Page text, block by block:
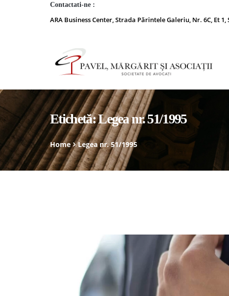
Contactati-ne :
ARA Business Center, Strada Părintele Galeriu, Nr. 6C, Et
Etichetă:Legea nr. 51/1995
Home Legea nr. 51/1995